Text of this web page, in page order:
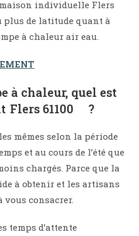
individuelle Flers
plus de latitude quant à
à chaleur air eau.
à chaleur, quel est
Flers 61100 ?
mêmes selon la période
et au cours de l’été que
chargés. Parce que la
à obtenir et les artisans
vous consacrer.
temps d’attente